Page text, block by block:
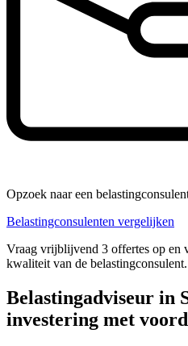
Opzoek naar een
Belastingconsulenten vergelijken
Vraag vrijblijvend 3 offertes op en
kwaliteit van de belastingconsulent.
Belastingadviseur in
investering met